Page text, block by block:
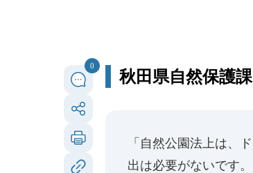
0
秋田県自然保護
「自然公園法上は、
出は必要がないです